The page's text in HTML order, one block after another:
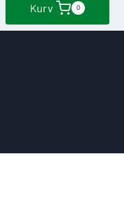
Kurv 0